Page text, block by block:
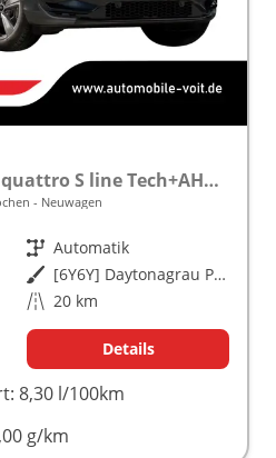
Sportback NEU TFSI quattro S line Tech+AHK+Alu19+LEDplus+KlimaPlus+ExtSchwarz
Neuwagen
Getriebe Automatik
Außenfarbe
[6Y6Y] Daytonagrau Perleffekt
Kilometerstand 20 km
Details
8,30 l/100km
g/km